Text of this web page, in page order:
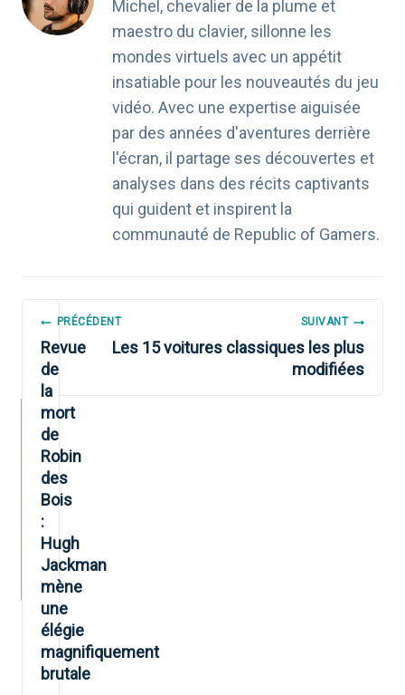
Michel, chevalier de la plume et
maestro du clavier, sillonne les
mondes virtuels avec un appétit
insatiable pour les nouveautés du jeu
vidéo. Avec une expertise aiguisée
par des années d'aventures derrière
l'écran, il partage ses découvertes et
analyses dans des récits captivants
qui guident et inspirent la
communauté de Republic of Gamers.
NAVIGATION
DE
L’ARTICLE
PRÉCÉDENT
Revue
de
la
mort
de
Robin
des
Bois
:
Hugh
Jackman
mène
une
élégie
magnifiquement
brutale
SUIVANT
Les 15 voitures classiques les plus
modifiées